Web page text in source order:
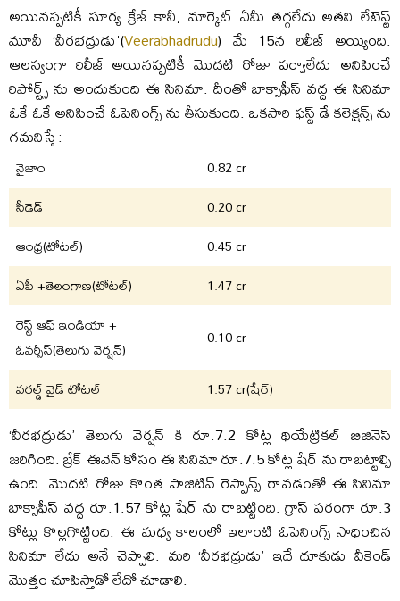
అయినప్పటికీ సూర్య క్రేజ్ కానీ, మార్కెట్ ఏమీ తగ్గలేదు.అతని లేటెస్ట్
మూవీ ‘వీరభద్రుడు'(Veerabhadrudu) మే 15న రిలీజ్ అయ్యింది.
ఆలస్యంగా రిలీజ్ అయినప్పటికీ మొదటి రోజు పర్వాలేదు అనిపించే
రిపోర్ట్స్ ను అందుకుంది ఈ సినిమా. దీంతో బాక్సాఫీస్ వద్ద ఈ సినిమా
ఓకే ఓకే అనిపించే ఓపెనింగ్స్ ను తీసుకుంది. ఒకసారి ఫస్ట్ డే కలెక్షన్స్ ను
గమనిస్తే :
నైజాం
0.82 cr
సీడెడ్
0.20 cr
ఆంధ్ర(టోటల్)
0.45 cr
ఏపీ +తెలంగాణ(టోటల్)
1.47 cr
రెస్ట్ ఆఫ్ ఇండియా +
ఓవర్సీస్(తెలుగు వెర్షన్)
0.10 cr
వరల్డ్ వైడ్ టోటల్
1.57 cr(షేర్)
‘వీరభద్రుడు’ తెలుగు వెర్షన్ కి రూ.7.2 కోట్ల థియేట్రికల్ బిజినెస్
జరిగింది. బ్రేక్ ఈవెన్ కోసం ఈ సినిమా రూ.7.5 కోట్ల షేర్ ను రాబట్టాల్సి
ఉంది. మొదటి రోజు కొంత పాజిటివ్ రెస్పాన్స్ రావడంతో ఈ సినిమా
బాక్సాఫీస్ వద్ద రూ.1.57 కోట్ల షేర్ ను రాబట్టింది. గ్రాస్ పరంగా రూ.3
కోట్లు కొల్లగొట్టింది. ఈ మధ్య కాలంలో ఇలాంటి ఓపెనింగ్స్ సాధించిన
సినిమా లేదు అనే చెప్పాలి. మరి ‘వీరభద్రుడు’ ఇదే దూకుడు వీకెండ్
మొత్తం చూపిస్తాడో లేదో చూడాలి.